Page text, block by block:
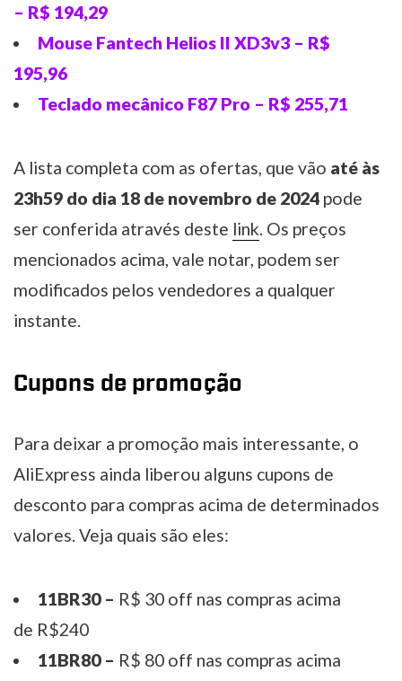
– R$ 194,29
Mouse Fantech Helios II XD3v3 – R$
195,96
Teclado mecânico F87 Pro – R$ 255,71
A lista completa com as ofertas, que vão até às
23h59 do dia 18 de novembro de 2024 pode
ser conferida através deste link. Os preços
mencionados acima, vale notar, podem ser
modificados pelos vendedores a qualquer
instante.
Cupons de promoção
Para deixar a promoção mais interessante, o
AliExpress ainda liberou alguns cupons de
desconto para compras acima de determinados
valores. Veja quais são eles:
11BR30 – R$ 30 off nas compras acima
de R$240
11BR80 – R$ 80 off nas compras acima